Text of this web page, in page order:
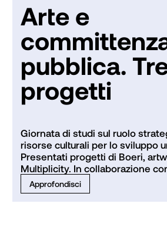
Arte e
pubblica.
progetti
Giornata di studi sul ruolo
risorse culturali per lo sviluppo
Presentati progetti di Boeri,
Multiplicity. In collaborazione
Approfondisci